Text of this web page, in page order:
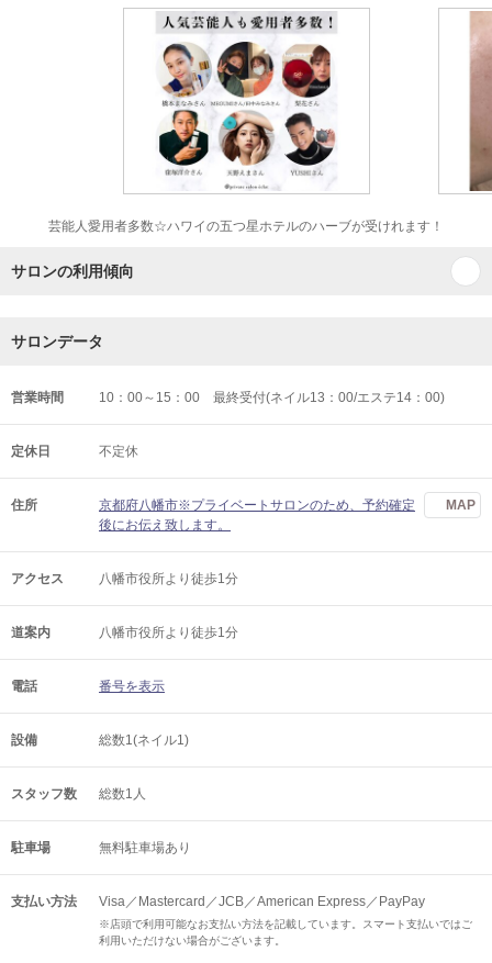
芸能人愛用者多数☆ハワイの五つ星ホテルのハーブが受けれます！
サロンの利用傾向
サロンデータ
営業時間 10：00～15：00 最終受付(ネイル13：00/エステ14：00)
定休日 不定休
住所
京都府八幡市※プライベートサロンのため、予約確定
後にお伝え致します。
MAP
アクセス 八幡市役所より徒歩1分
道案内 八幡市役所より徒歩1分
電話 番号を表示
設備 総数1(ネイル1)
スタッフ数 総数1人
駐車場 無料駐車場あり
支払い方法 Visa／Mastercard／JCB／American Express／PayPay
※店頭で利用可能なお支払い方法を記載しています。スマート支払いではご
利用いただけない場合がございます。